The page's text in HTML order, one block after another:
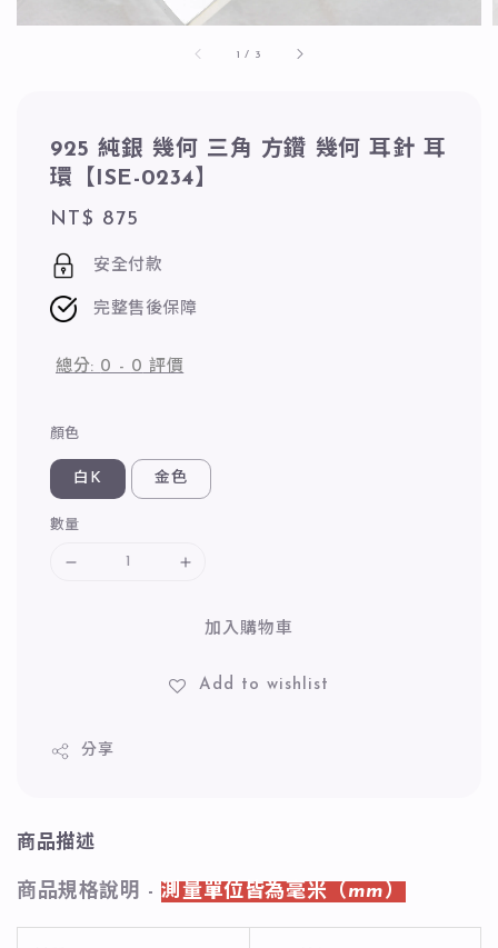
1 / 3
925 純銀 幾何 三角 方鑽 幾何 耳針 耳
環【ISE-0234】
Regular
price
NT$ 875
安全付款
完整售後保障
總分: 0 - 0 評價
顏色
白K 金色
數量
加入購物車
Add to wishlist
分享
商品描述
商品規格說明 -測量單位皆為毫米（mm）